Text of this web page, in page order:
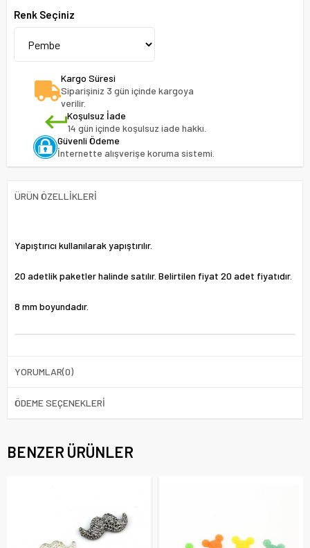
Renk Seçiniz
Kargo Süresi
Siparişiniz 3 gün içinde kargoya
verilir.
Koşulsuz İade
14 gün içinde koşulsuz iade hakkı.
Güvenli Ödeme
İnternette alışverişe koruma sistemi.
ÜRÜN ÖZELLIKLERI
Yapıştırıcı kullanılarak yapıştırılır.
20 adetlik paketler halinde satılır. Belirtilen fiyat 20 adet fiyatıdır.
8 mm boyundadır.
YORUMLAR(0)
ÖDEME SEÇENEKLERI
BENZER ÜRÜNLER